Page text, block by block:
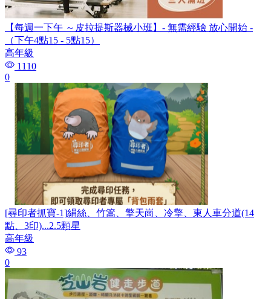
【每週一下午 ～皮拉提斯器械小班】- 無需經驗 放心開始 -
（下午4點15 - 5點15）
高年級
1110
0
[尋印者抓寶-1]絹絲、竹篙、擎天崗、冷擎、東人車分道(14
點、3印)...2.5顆星
高年級
93
0